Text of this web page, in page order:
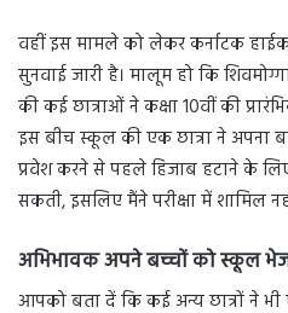
वहीं इस मामले को लेकर कर्नाटक
सुनवाई जारी है। मालूम हो कि
की कई छात्राओं ने कक्षा 10वीं की
इस बीच स्कूल की एक छात्रा ने
प्रवेश करने से पहले हिजाब हटाने के
सकती, इसलिए मैंने परीक्षा में शामिल
अभिभावक अपने बच्चों को स्कूल
आपको बता दें कि कई अन्य छात्रों ने